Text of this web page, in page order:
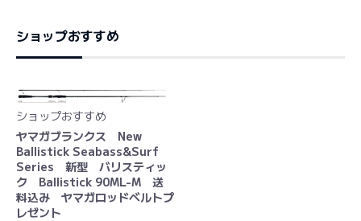
ショップおすすめ
ショップおすすめ
ヤマガブランクス New
Ballistick Seabass&Surf
Series 新型 バリスティッ
ク Ballistick 90ML-M 送
料込み ヤマガロッドベルトプ
レゼント